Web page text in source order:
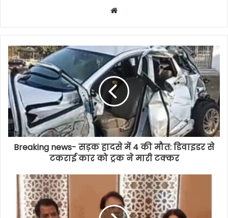
Website
Breaking news- सड़क हादसे में 4 की मौत: डिवाइडर से
टकराई कार को ट्रक ने मारी टक्कर